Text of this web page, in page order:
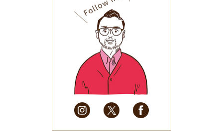
2025年9月(30)
2025年8月(31)
2025年7月(37)
2025年6月(48)
2025年5月
(41)
2025年4月
(32)
2025年3月(31)
2025年2月
(28)